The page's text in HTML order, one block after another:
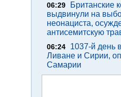
06:29
Британские
выдвинули на
неонациста,
антисемитскую
06:24
1037-й день
Ливане и Сирии,
Самарии